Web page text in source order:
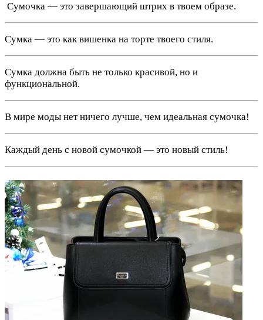
️ Сумочка — это завершающий штрих в твоем образе.
Сумка — это как вишенка на торте твоего стиля.
Сумка должна быть не только красивой, но и
функциональной.
В мире моды нет ничего лучше, чем идеальная сумочка!
Каждый день с новой сумочкой — это новый стиль!